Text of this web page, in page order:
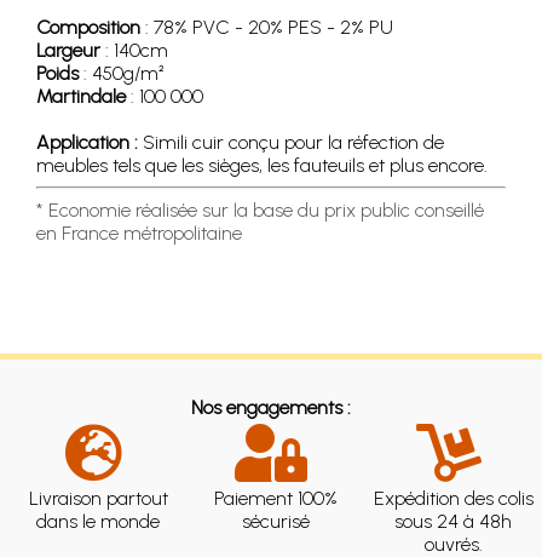
Composition : 78% PVC - 20% PES - 2% PU
Largeur: 140cm
Poids: 450g/m²
Martindale: 100 000
Application : Simili cuir conçu pour la réfection de
meubles tels que les sièges, les fauteuils et plus encore.
* Economie réalisée sur la base du prix public conseillé
en France métropolitaine
Nos engagements :
Livraison partout
dans le monde
Paiement 100%
sécurisé
Expédition des colis
sous 24 à 48h
ouvrés.